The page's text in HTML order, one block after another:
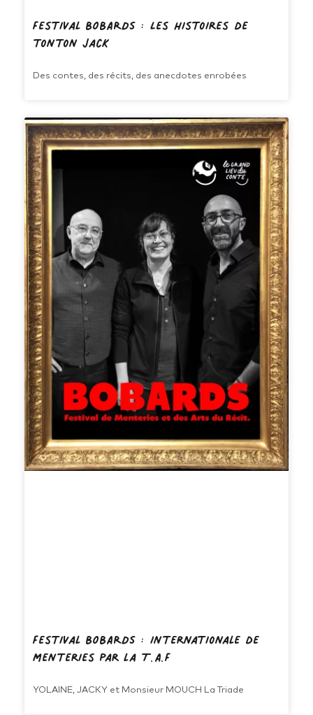
Festival BOBARDS : Les histoires de
tonton Jack
Des contes, des récits, des anecdotes enrobées
Festival BOBARDS : Internationale de
menteries par la T.A.F
YOLAINE, JACKY et Monsieur MOUCH La Triade